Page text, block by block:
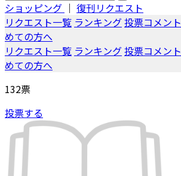
ショッピング ｜ 復刊リクエスト
リクエスト一覧 ランキング投票コメント
めての方へ
リクエスト一覧 ランキング投票コメント
めての方へ
132票
投票する